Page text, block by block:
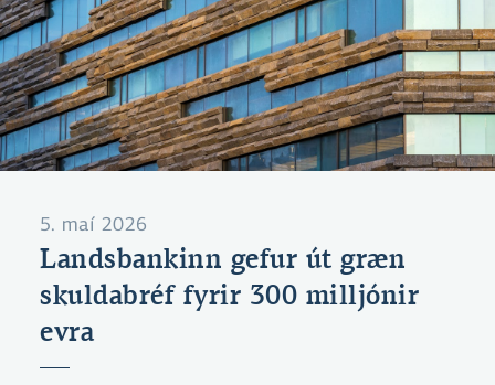
5. maí 2026
Landsbankinn gefur út græn
skuldabréf fyrir 300 milljónir
evra